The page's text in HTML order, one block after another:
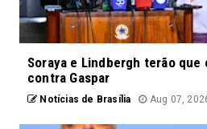
Soraya e Lindbergh terão
contra Gaspar
Notícias de Brasília Aug 07,